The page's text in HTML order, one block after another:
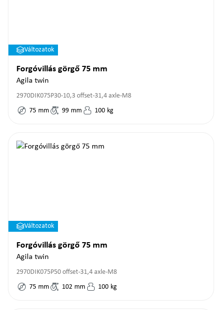
Változatok
Forgóvillás görgő 75 mm
Agila twin
2970DIK075P30-10,3 offset-31,4 axle-M8
75 mm 99 mm 100 kg
Változatok
Forgóvillás görgő 75 mm
Agila twin
2970DIK075P50 offset-31,4 axle-M8
75 mm 102 mm 100 kg